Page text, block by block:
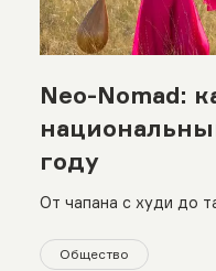
Neo-Nomad:
году
От чапана с худи до
Общество